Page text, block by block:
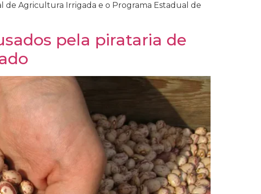
de Agricultura Irrigada e o Programa Estadual de
pela pirataria de